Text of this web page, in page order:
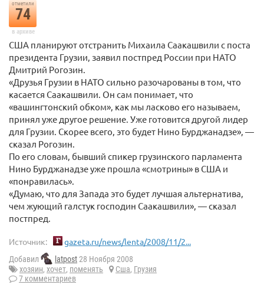
отметили
74
в архиве
США планируют отстранить Михаила Саакашвили с поста
президента Грузии, заявил постпред России при НАТО
Дмитрий Рогозин.
«Друзья Грузии в НАТО сильно разочарованы в том, что
касается Саакашвили. Он сам понимает, что
«вашингтонский обком», как мы ласково его называем,
принял уже другое решение. Уже готовится другой лидер
для Грузии. Скорее всего, это будет Нино Бурджанадзе», —
сказал Рогозин.
По его словам, бывший спикер грузинского парламента
Нино Бурджанадзе уже прошла «смотрины» в США и
«понравилась».
«Думаю, что для Запада это будет лучшая альтернатива,
чем жующий галстук господин Саакашвили», — сказал
постпред.
Источник: gazeta.ru/news/lenta/2008/11/2...
Добавил latpost28 Ноября 2008
хозяин, хочет, поменять Сша, Грузия
7 комментариев